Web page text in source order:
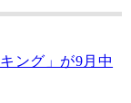
ング」が9月中